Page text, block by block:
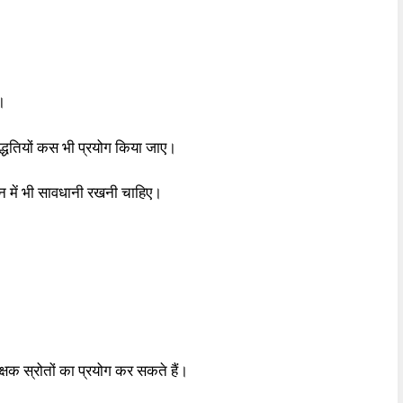
कस भी प्रयोग किया जाए।
भी सावधानी रखनी चाहिए।
स्रोतों का प्रयोग कर सकते हैं।